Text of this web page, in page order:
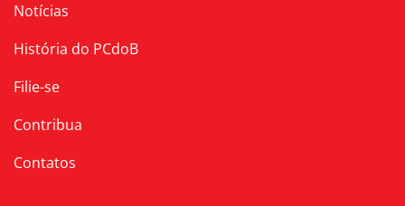
Notícias
História do PCdoB
Filie-se
Contribua
Contatos